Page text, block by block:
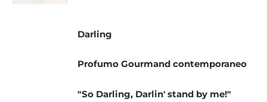
Darling
Profumo Gourmand contemporaneo
"So Darling, Darlin' stand by me!"